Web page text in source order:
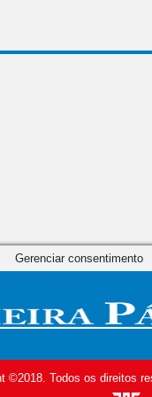
©2018. Todos os direitos
Gerenciar consentimento